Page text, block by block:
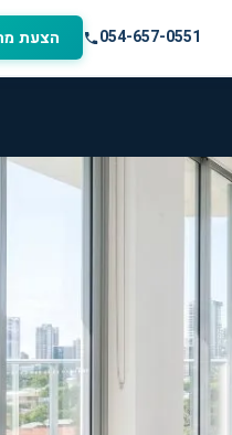
054-657-0551 הצעת